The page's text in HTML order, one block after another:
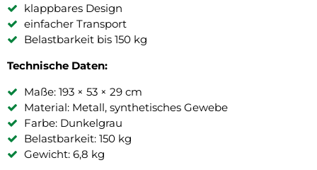
klappbares Design
einfacher Transport
Belastbarkeit bis 150 kg
Technische Daten:
Maße: 193 × 53 × 29 cm
Material: Metall, synthetisches Gewebe
Farbe: Dunkelgrau
Belastbarkeit: 150 kg
Gewicht: 6,8 kg